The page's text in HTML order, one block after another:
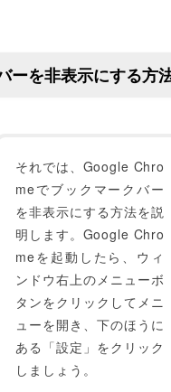
ーを非表示にする方
それでは、Google Chro
meでブックマークバー
を非表示にする方法を説
明します。Google Chro
meを起動したら、ウィ
ンドウ右上のメニューボ
タンをクリックしてメニ
ューを開き、下のほうに
ある「設定」をクリック
しましょう。